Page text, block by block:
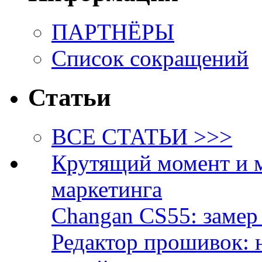
ПАРТНЁРЫ
Список сокращений
Статьи
ВСЕ СТАТЬИ >>>
Крутящий момент и
маркетинга
Changan CS55:
Редактор прошивок: